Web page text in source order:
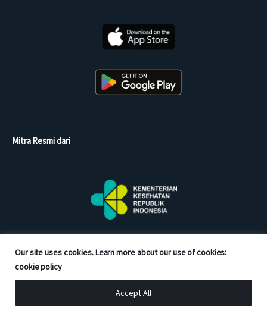
Our site uses cookies. Learn more about our use of cookies:
cookie policy
Accept All
Mitra Resmi dari
Copyright © 2026 Good Doctor. All rights reserved.